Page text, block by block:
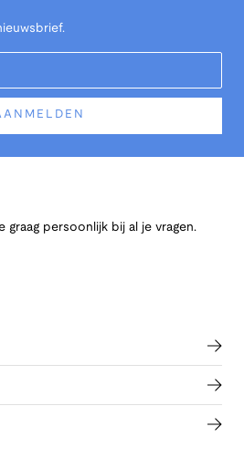
graag persoonlijk bij al je vragen.